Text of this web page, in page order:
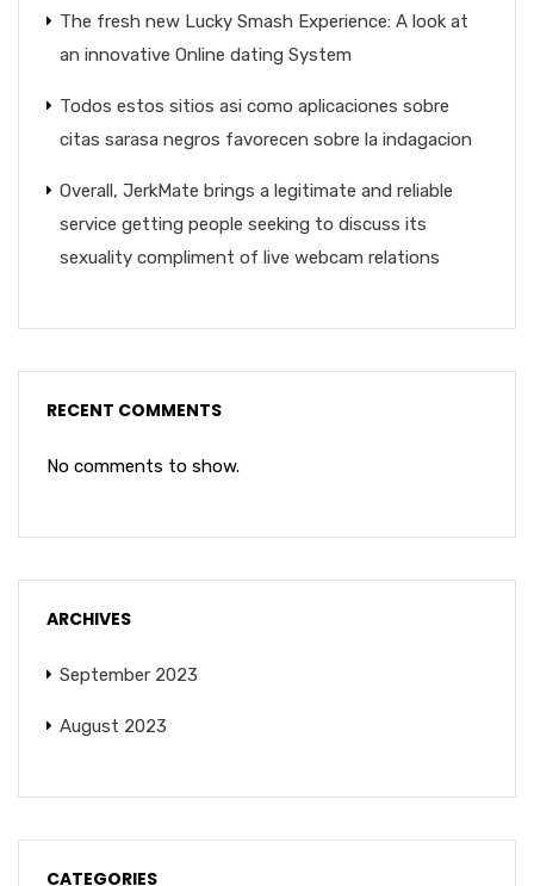
The fresh new Lucky Smash Experience: A look at
an innovative Online dating System
Todos estos sitios asi­ como aplicaciones sobre
citas sarasa negros favorecen sobre la indagacion
Overall, JerkMate brings a legitimate and reliable
service getting people seeking to discuss its
sexuality compliment of live webcam relations
RECENT COMMENTS
No comments to show.
ARCHIVES
September 2023
August 2023
CATEGORIES